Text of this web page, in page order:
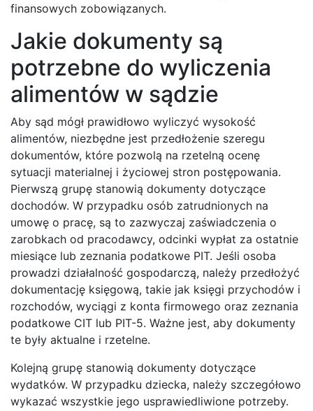
finansowych zobowiązanych.
Jakie dokumenty są
potrzebne do wyliczenia
alimentów w sądzie
Aby sąd mógł prawidłowo wyliczyć wysokość
alimentów, niezbędne jest przedłożenie szeregu
dokumentów, które pozwolą na rzetelną ocenę
sytuacji materialnej i życiowej stron postępowania.
Pierwszą grupę stanowią dokumenty dotyczące
dochodów. W przypadku osób zatrudnionych na
umowę o pracę, są to zazwyczaj zaświadczenia o
zarobkach od pracodawcy, odcinki wypłat za ostatnie
miesiące lub zeznania podatkowe PIT. Jeśli osoba
prowadzi działalność gospodarczą, należy przedłożyć
dokumentację księgową, takie jak księgi przychodów i
rozchodów, wyciągi z konta firmowego oraz zeznania
podatkowe CIT lub PIT-5. Ważne jest, aby dokumenty
te były aktualne i rzetelne.
Kolejną grupę stanowią dokumenty dotyczące
wydatków. W przypadku dziecka, należy szczegółowo
wykazać wszystkie jego usprawiedliwione potrzeby.